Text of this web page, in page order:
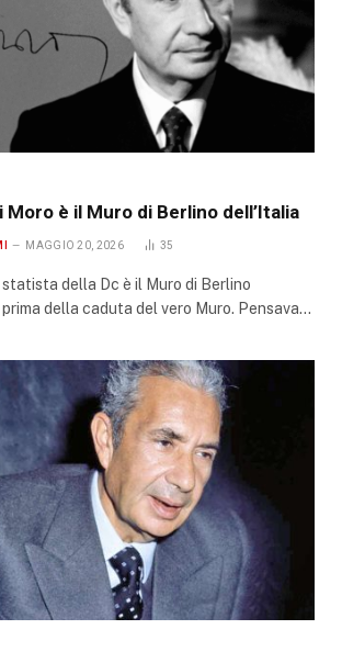
Moro è il Muro di Berlino dell’Italia
MAGGIO 20, 2026 35
statista della Dc è il Muro di Berlino
prima della caduta del vero Muro. Pensava…